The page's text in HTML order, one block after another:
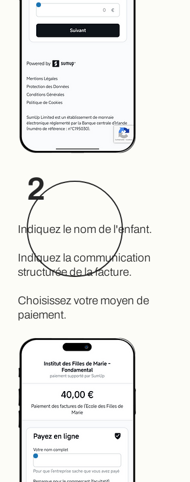
2
Indiquez le nom de l'enfant.
Indiquez la communication
structurée de la facture.
Choisissez votre moyen de
paiement.